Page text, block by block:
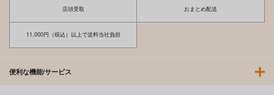
店頭受取 おまとめ配送
11,000円（税込）以上で送料当社負担
便利な機能/サービス